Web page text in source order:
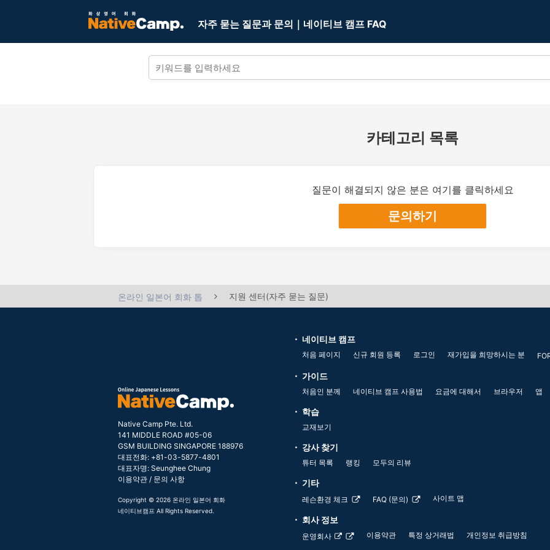
자주 묻는 질문과 문의｜네이티브 캠프 FAQ
카테고리 목록
질문이 해결되지 않은 분은 여기를 클릭하세요
문의하기
온라인 일본어 회화 톱 지원 센터(자주 묻는 질문)
Native Camp Pte. Ltd.
141 MIDDLE ROAD #05-06
GSM BUILDING SINGAPORE 188976
대표전화: +81-03-5877-4801
대표자명: Seunghee Chung
이용약관 / 문의 사항
Copyright © 2026 온라인 일본어 회화
네이티브캠프 All Rights Reserved.
네이티브 캠프
처음 페이지 신규 회원 등록 로그인 재가입을 희망하시는 분
가이드
처음인 분께 네이티브 캠프 사용법 요금에 대해서 브라우저 앱
학습
교재보기
강사 찾기
튜터 목록 랭킹 모두의 리뷰
기타
레슨환경 체크 FAQ (문의) 사이트 맵
회사 정보
운영회사 이용약관 특정 상거래법 개인정보 취급방침